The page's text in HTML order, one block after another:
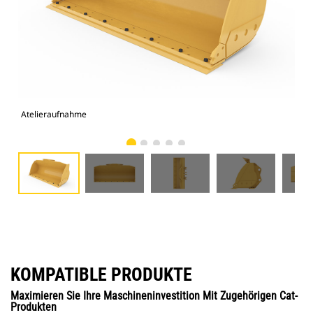
Atelieraufnahme
KOMPATIBLE PRODUKTE
Maximieren Sie Ihre Maschineninvestition Mit Zugehörigen Cat-
Produkten